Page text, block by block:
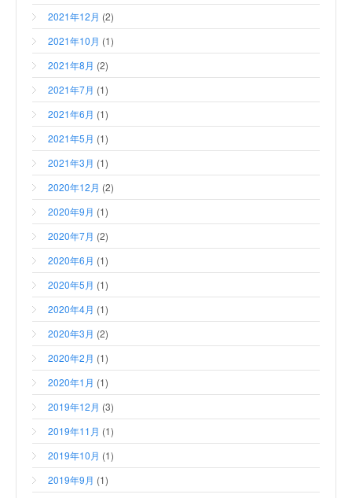
2021年12月 (2)
2021年10月 (1)
2021年8月 (2)
2021年7月 (1)
2021年6月 (1)
2021年5月 (1)
2021年3月 (1)
2020年12月 (2)
2020年9月 (1)
2020年7月 (2)
2020年6月 (1)
2020年5月 (1)
2020年4月 (1)
2020年3月 (2)
2020年2月 (1)
2020年1月 (1)
2019年12月 (3)
2019年11月 (1)
2019年10月 (1)
2019年9月 (1)